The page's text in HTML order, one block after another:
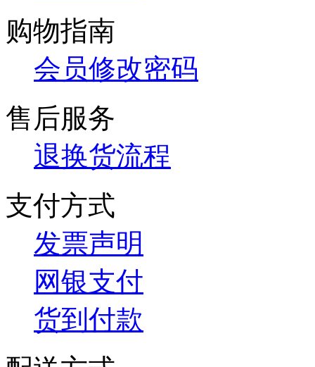
购物指南
会员修改密码
售后服务
退换货流程
支付方式
发票声明
网银支付
货到付款